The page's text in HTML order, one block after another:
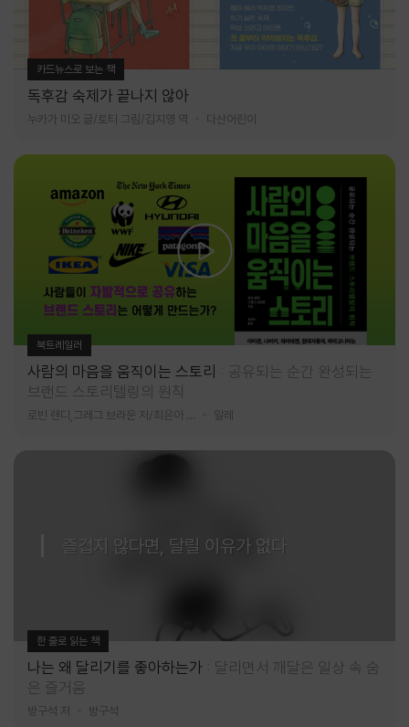
카드뉴스로 보는 책
독후감 숙제가 끝나지 않아
누카가 미오 글/토티 그림/김지영 역 다산어린이
북트레일러
사람의 마음을 움직이는 스토리
공유되는 순간 완성되는
브랜드 스토리텔링의 원칙
알레
즐겁지 않다면, 달릴 이유가 없다
한 줄로 읽는 책
나는 왜 달리기를 좋아하는가
달리면서 깨달은 일상 속 숨
은 즐거움
방구석 저 방구석